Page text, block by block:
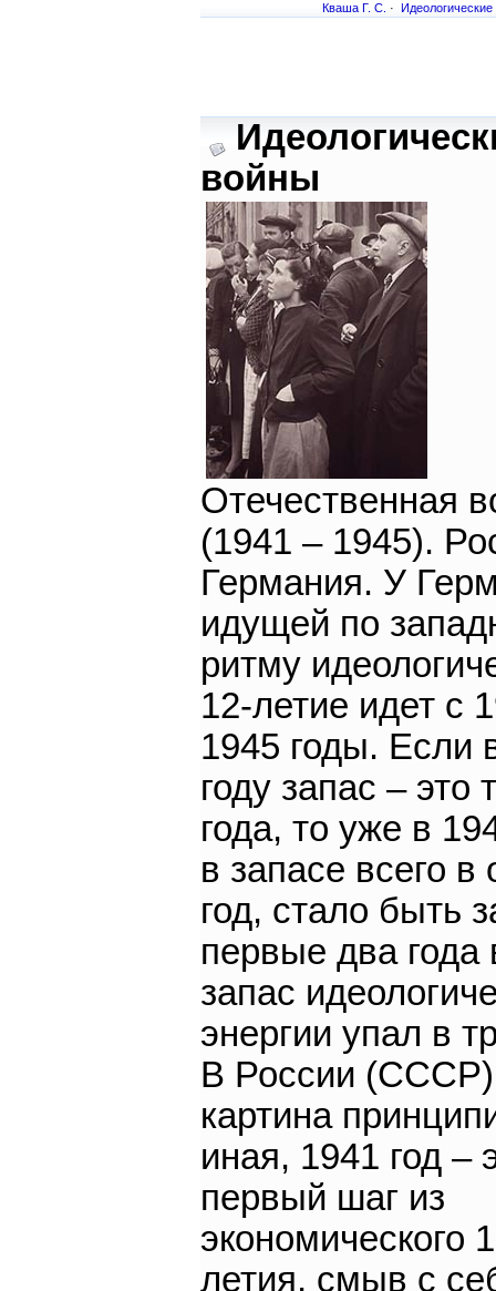
Кваша Г. С. ·
войны
Отечественная
(1941 – 1945).
Германия. У
идущей по
ритму
12-летие идет с
1945 годы. Если
году запас – это
года, то уже в
в запасе всего в
год, стало быть
первые два года
запас
энергии упал в
В России (СССР)
картина
иная, 1941 год –
первый шаг из
экономического
летия, смыв с